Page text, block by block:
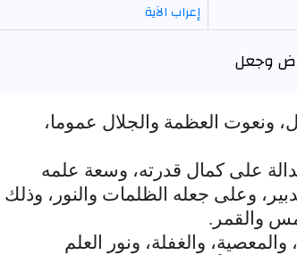
إعراب الآية
وجعل
ونعوت العظمة والجلال عموما،
على كمال قدرته، وسعة علمه
وعلى جعله الظلمات والنور، وذلك
والقمر.
والغفلة، ونور العلم